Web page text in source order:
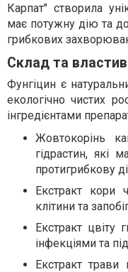
Карпат" створила
має потужну дію та
грибкових
Склад та
Фунгіцин є
екологічно чистих
інгредієнтами
Жовтокорінь
гідрастин, які
протигрибкову
Екстракт кори
клітини та
Екстракт цвіту
інфекціями та
Екстракт трави